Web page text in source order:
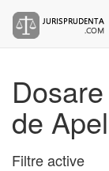
de
Filtre active